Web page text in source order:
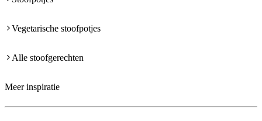
Vegetarische stoofpotjes
Alle stoofgerechten
Meer inspiratie